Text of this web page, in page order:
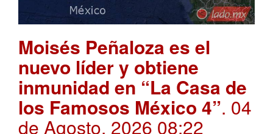
Moisés Peñaloza es el
nuevo líder y obtiene
inmunidad en “La Casa de
los Famosos México 4”. 04
de Agosto, 2026 08:22